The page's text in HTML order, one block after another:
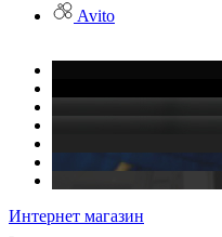
Avito
Интернет магазин